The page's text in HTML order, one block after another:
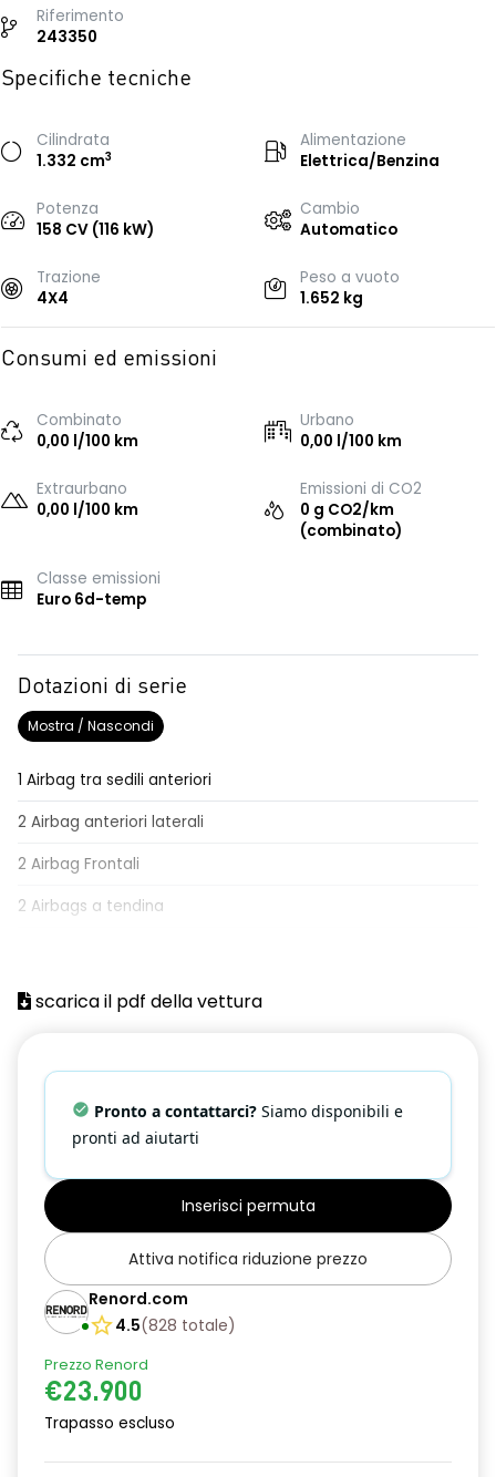
Riferimento
243350
Specifiche tecniche
Cilindrata
1.332 cm3
Alimentazione
Elettrica/Benzina
Potenza
158 CV (116 kW)
Cambio
Automatico
Trazione
4X4
Peso a vuoto
1.652 kg
Consumi ed emissioni
Combinato
0,00 l/100 km
Urbano
0,00 l/100 km
Extraurbano
0,00 l/100 km
Emissioni di CO2
0 g CO2/km
(combinato)
Classe emissioni
Euro 6d-temp
Dotazioni di serie
Mostra / Nascondi
1 Airbag tra sedili anteriori
2 Airbag anteriori laterali
2 Airbag Frontali
2 Airbags a tendina
4 Maniglie ripiegabili
Alzacristalli elettrici 1 touch
Antenna Shark
Antifurto Perimetrale
Around View Monitor con rilevamento oggetti in movimento
Bagagliaio modulare
Blind Spot Intervention
Bluetooth (telefono e audio)
Bracciolo posteriore con portabicchieri
scarica il pdf della vettura
Pronto a contattarci? Siamo disponibili e
pronti ad aiutarti
Inserisci permuta
Attiva notifica riduzione prezzo
Renord.com
4.5(828 totale)
Prezzo Renord
€23.900
Trapasso escluso